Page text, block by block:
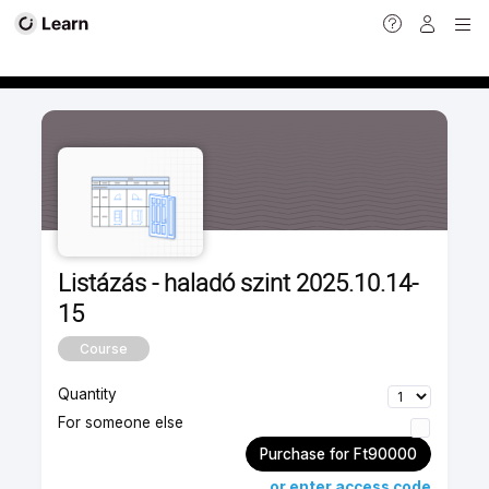
Listázás - haladó szint 2025.10.14-
15
Course
Quantity
For someone else
Purchase for Ft90000